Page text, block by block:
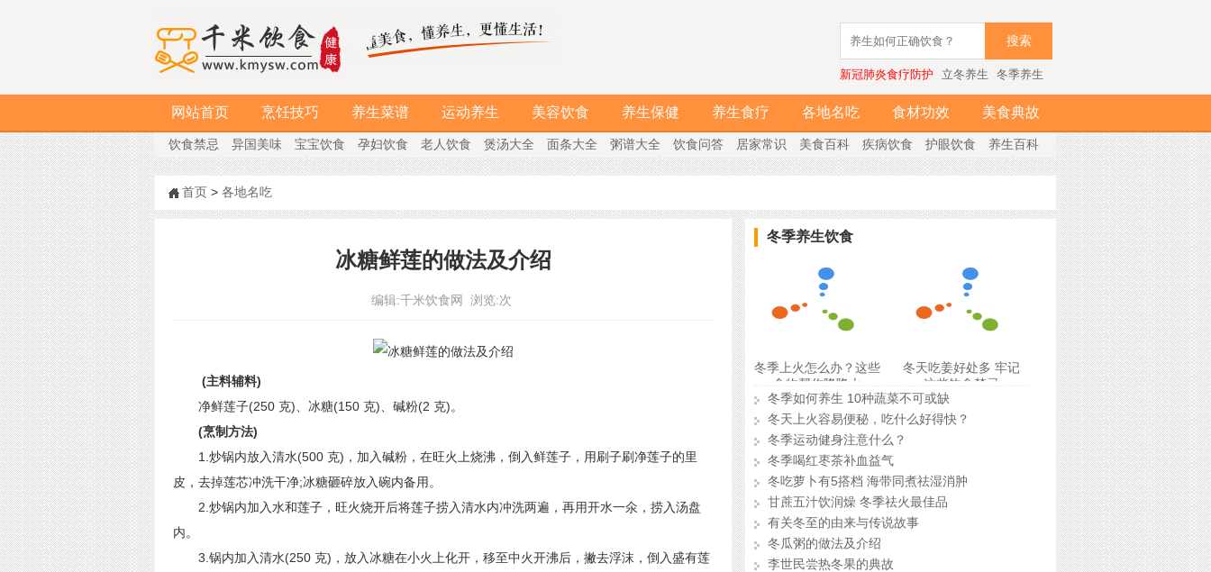
搜索
新冠肺炎食疗防护 立冬养生 冬季养生
网站首页 烹饪技巧 养生菜谱 运动养生 美容饮食 养生保健 养生食疗 各地名吃 食材功效 美食典故
饮食禁忌 异国美味 宝宝饮食 孕妇饮食 老人饮食 煲汤大全 面条大全 粥谱大全 饮食问答 居家常识 美食百科 疾病饮食 护眼饮食 养生百科
首页 > 各地名吃
冰糖鲜莲的做法及介绍
编辑:千米饮食网 浏览:次
(主料辅料)
净鲜莲子(250 克)、冰糖(150 克)、碱粉(2 克)。
(烹制方法)
1.炒锅内放入清水(500 克)，加入碱粉，在旺火上烧沸，倒入鲜莲子，用刷子刷净莲子的里
皮，去掉莲芯冲洗干净;冰糖砸碎放入碗内备用。
2.炒锅内加入水和莲子，旺火烧开后将莲子捞入清水内冲洗两遍，再用开水一氽，捞入汤盘
内。
3.锅内加入清水(250 克)，放入冰糖在小火上化开，移至中火开沸后，撇去浮沫，倒入盛有莲
冬季养生饮食
冬季上火怎么办？这些
食物帮你降降火
冬天吃姜好处多 牢记
这些饮食禁忌
冬季如何养生 10种蔬菜不可或缺
冬天上火容易便秘，吃什么好得快？
冬季运动健身注意什么？
冬季喝红枣茶补血益气
冬吃萝卜有5搭档 海带同煮祛湿消肿
甘蔗五汁饮润燥 冬季祛火最佳品
有关冬至的由来与传说故事
冬瓜粥的做法及介绍
李世民尝热冬果的典故